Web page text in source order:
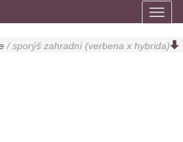
/ sporýš zahradní (verbena x hybrida)